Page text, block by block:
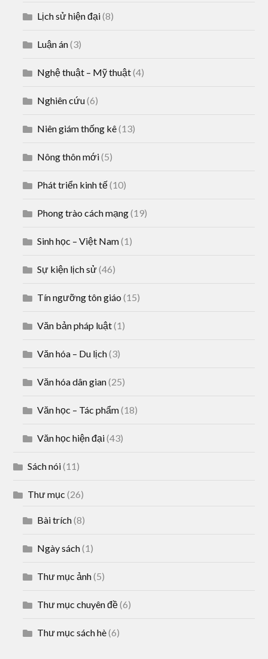
Lịch sử hiện đại(8)
Luận án(3)
Nghệ thuật – Mỹ thuật(4)
Nghiên cứu(6)
Niên giám thống kê(13)
Nông thôn mới(5)
Phát triển kinh tế(10)
Phong trào cách mạng(19)
Sinh học – Việt Nam(1)
Sự kiện lịch sử(46)
Tín ngưỡng tôn giáo (15)
Văn bản pháp luật(1)
Văn hóa – Du lịch(3)
Văn hóa dân gian(25)
Văn học – Tác phẩm(18)
Văn học hiện đại(43)
Sách nói(11)
Thư mục (26)
Bài trích(8)
Ngày sách(1)
Thư mục ảnh(5)
Thư mục chuyên đề(6)
Thư mục sách hè(6)